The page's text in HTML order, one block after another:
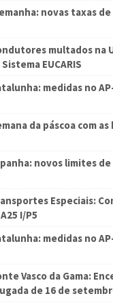
novas taxas
multados na
EUCARIS
medidas no
da páscoa com
novos limites
Especiais:
I/P5
medidas no
Vasco da Gama:
de 16 de